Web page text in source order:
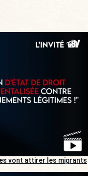
vont attirer les migrants